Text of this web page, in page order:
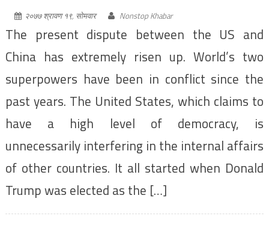
२०७७ श्रावण १९, सोमवार Nonstop Khabar
The present dispute between the US and
China has extremely risen up. World’s two
superpowers have been in conflict since the
past years. The United States, which claims to
have a high level of democracy, is
unnecessarily interfering in the internal affairs
of other countries. It all started when Donald
Trump was elected as the […]